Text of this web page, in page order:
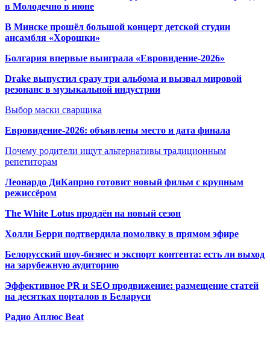
в Молодечно в июне
В Минске прошёл большой концерт детской студии
ансамбля «Хорошки»
Болгария впервые выиграла «Евровидение-2026»
Drake выпустил сразу три альбома и вызвал мировой
резонанс в музыкальной индустрии
Выбор маски сварщика
Евровидение-2026: объявлены место и дата финала
Почему родители ищут альтернативы традиционным
репетиторам
Леонардо ДиКаприо готовит новый фильм с крупным
режиссёром
The White Lotus продлён на новый сезон
Холли Берри подтвердила помолвку в прямом эфире
Белорусский шоу-бизнес и экспорт контента: есть ли выход
на зарубежную аудиторию
Эффективное PR и SEO продвижение: размещение статей
на десятках порталов в Беларуси
Радио Аплюс Beat